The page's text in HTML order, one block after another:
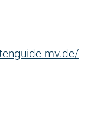
mv.de/